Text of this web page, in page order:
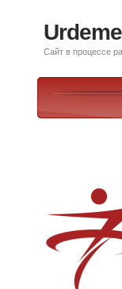
Сайт в процессе